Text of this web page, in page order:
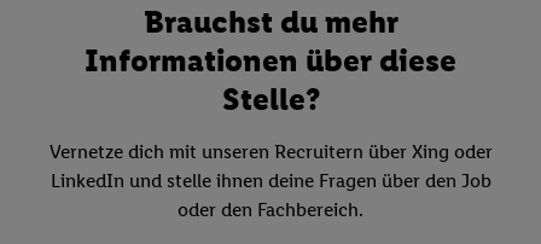
Brauchst du mehr
Informationen über diese
Stelle?
Vernetze dich mit unseren Recruitern über Xing oder
LinkedIn und stelle ihnen deine Fragen über den Job
oder den Fachbereich.